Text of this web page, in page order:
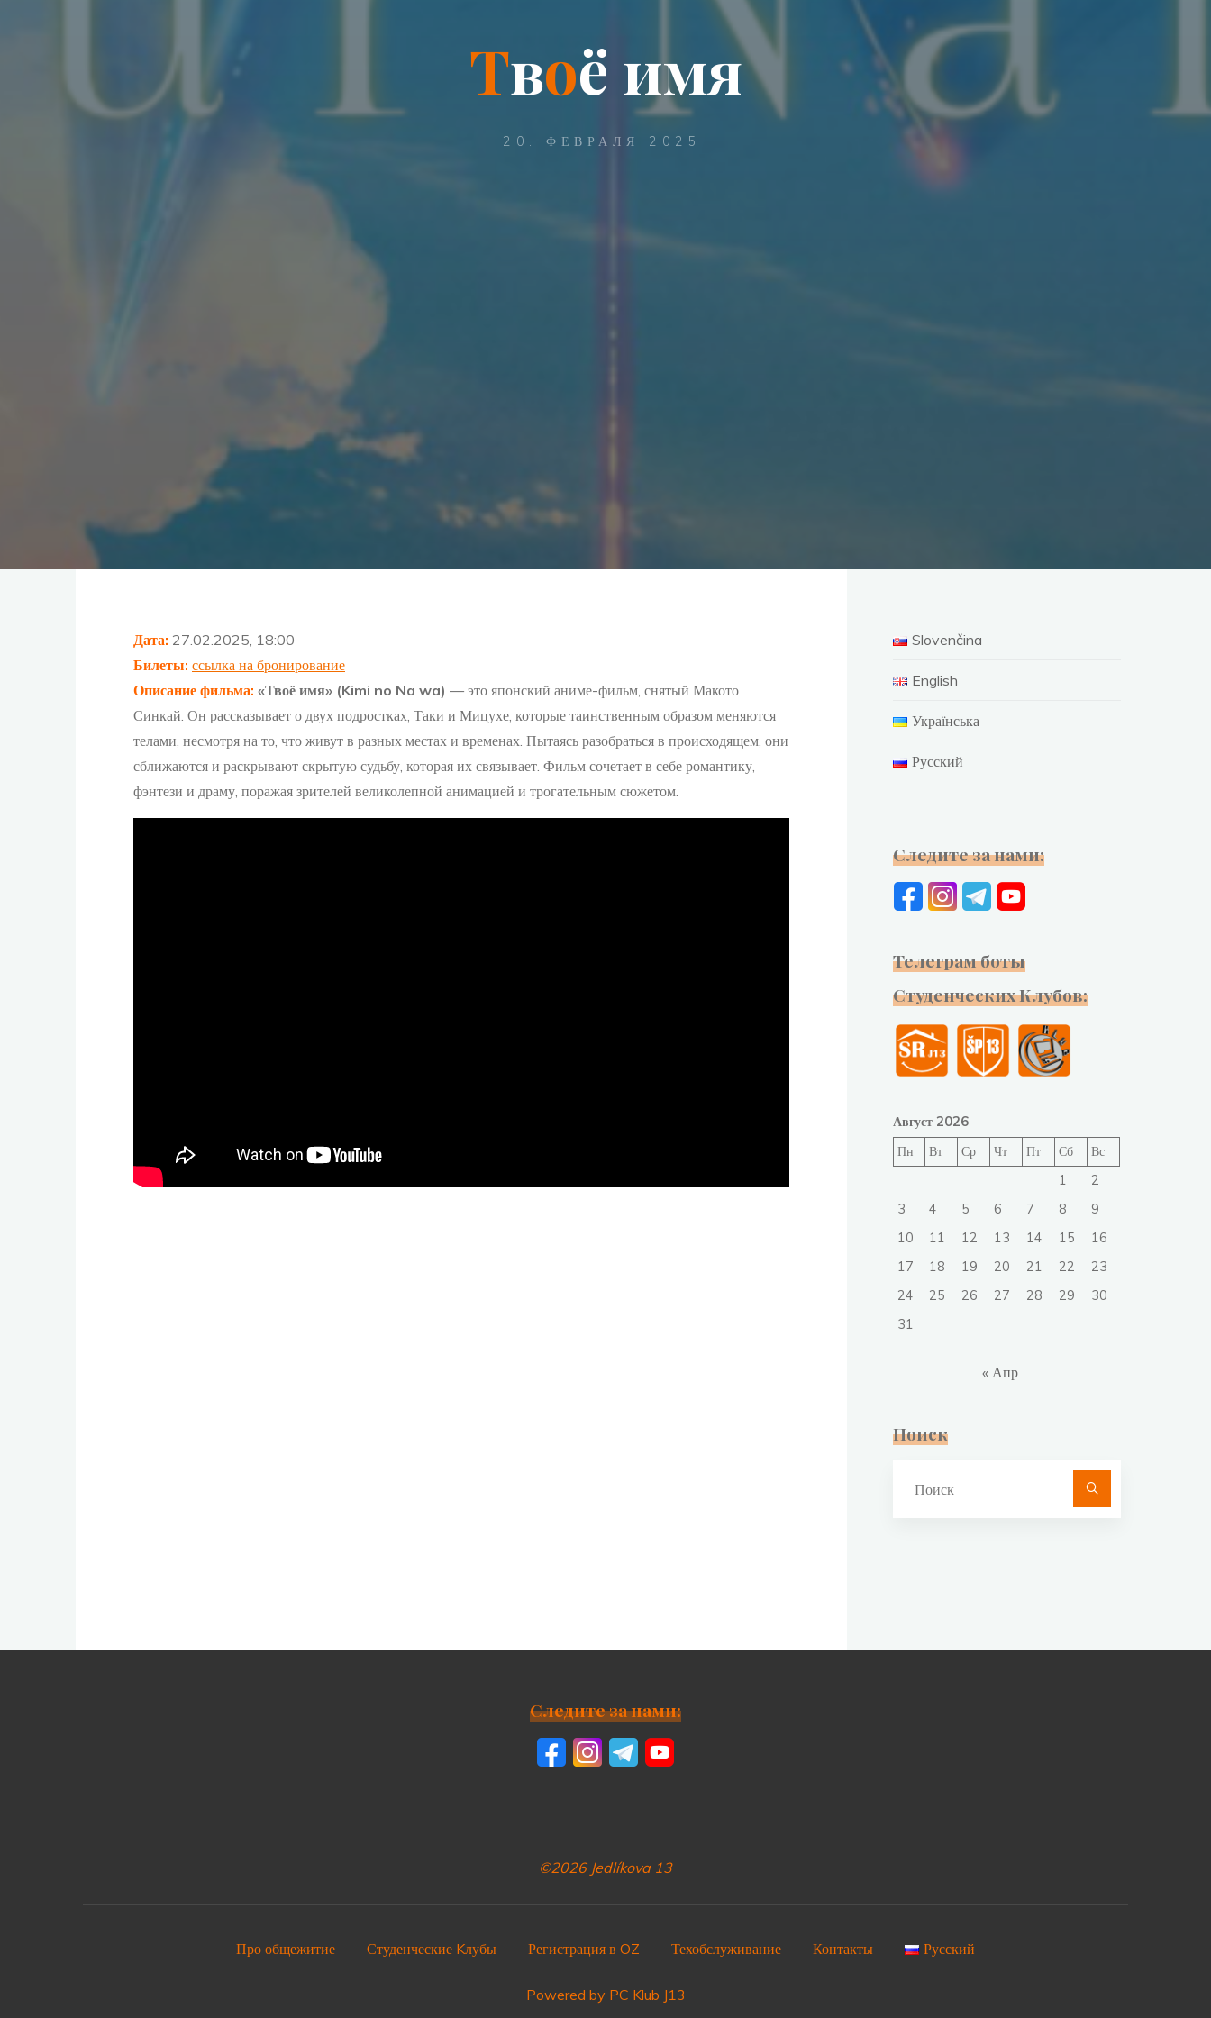
Твоё имя
20. ФЕВРАЛЯ 2025
Дата: 27.02.2025, 18:00
Билеты: ссылка на бронирование
Описание фильма: «Твоё имя» (Kimi no Na wa) — это японский аниме-фильм, снятый Макото
Синкай. Он рассказывает о двух подростках, Таки и Мицухе, которые таинственным образом меняются
телами, несмотря на то, что живут в разных местах и временах. Пытаясь разобраться в происходящем, они
сближаются и раскрывают скрытую судьбу, которая их связывает. Фильм сочетает в себе романтику,
фэнтези и драму, поражая зрителей великолепной анимацией и трогательным сюжетом.
Slovenčina
English
Українська
Русский
Следите за нами:
Телеграм боты
Студенческих Клубов:
Август 2026
Пн
Вт Ср Чт Пт Сб
Вс
1
2
3
4 5 6 7 8
9
10
11 12 13 14 15
16
17
18 19 20 21 22
23
24
25 26 27 28 29
30
31
« Апр
Поиск
Следите за нами:
©2026 Jedlíkova 13
Про общежитие Студенческие Kлубы Регистрация в OZ Техобслуживание Контакты Русский
Powered by PC Klub J13